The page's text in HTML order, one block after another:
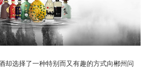
却选择了一种特别而又有趣的方式向郴州问